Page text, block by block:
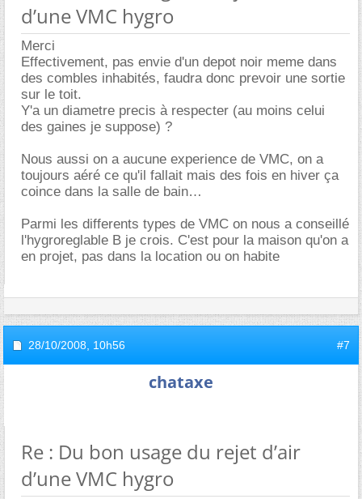
d’une VMC hygro
Merci
Effectivement, pas envie d'un depot noir meme dans
des combles inhabités, faudra donc prevoir une sortie
sur le toit.
Y'a un diametre precis à respecter (au moins celui
des gaines je suppose) ?
Nous aussi on a aucune experience de VMC, on a
toujours aéré ce qu'il fallait mais des fois en hiver ça
coince dans la salle de bain
Parmi les differents types de VMC on nous a conseillé
l'hygroreglable B je crois. C'est pour la maison qu'on a
en projet, pas dans la location ou on habite
28/10/2008, 10h56 #7
chataxe
Re : Du bon usage du rejet d’air
d’une VMC hygro